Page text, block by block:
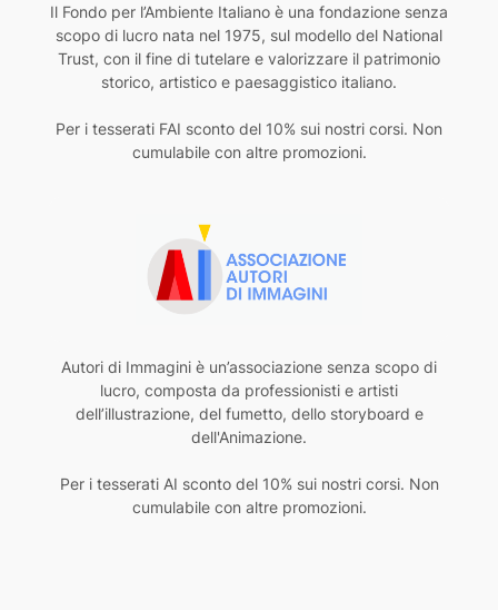
Il Fondo per l’Ambiente Italiano è una fondazione senza
scopo di lucro nata nel 1975, sul modello del National
Trust, con il fine di tutelare e valorizzare il patrimonio
storico, artistico e paesaggistico italiano.
Per i tesserati FAI sconto del 10% sui nostri corsi. Non
cumulabile con altre promozioni.
Autori di Immagini è un’associazione senza scopo di
lucro, composta da professionisti e artisti
dell’illustrazione, del fumetto, dello storyboard e
dell'Animazione.
Per i tesserati AI sconto del 10% sui nostri corsi. Non
cumulabile con altre promozioni.